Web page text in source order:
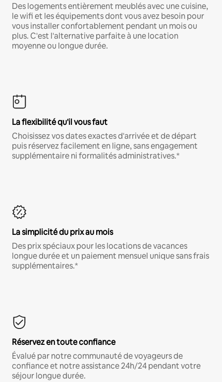
Des logements entièrement meublés avec une cuisine,
le wifi et les équipements dont vous avez besoin pour
vous installer confortablement pendant un mois ou
plus. C'est l'alternative parfaite à une location
moyenne ou longue durée.
La flexibilité qu'il vous faut
Choisissez vos dates exactes d'arrivée et de départ
puis réservez facilement en ligne, sans engagement
supplémentaire ni formalités administratives.*
La simplicité du prix au mois
Des prix spéciaux pour les locations de vacances
longue durée et un paiement mensuel unique sans frais
supplémentaires.*
Réservez en toute confiance
Évalué par notre communauté de voyageurs de
confiance et notre assistance 24h/24 pendant votre
séjour longue durée.